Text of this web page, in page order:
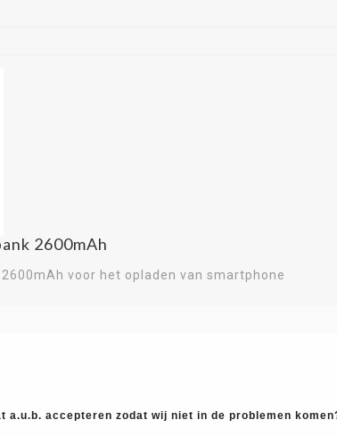
2600mAh
voor het opladen van smartphone
accepteren zodat wij niet in de problemen